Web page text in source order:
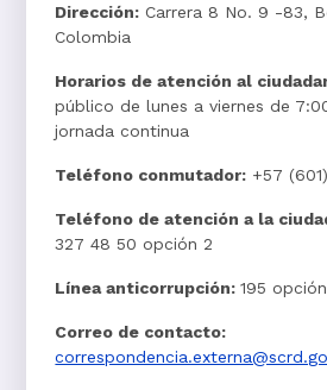
Dirección: Carrera 8 No. 9 -83,
Colombia
Horarios de atención al
público de lunes a viernes de
jornada continua
Teléfono conmutador: +57
Teléfono de atención a la
327 48 50 opción 2
Línea anticorrupción:195
Correo de contacto: